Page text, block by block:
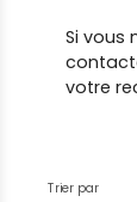
Si vous
votre
Trier par